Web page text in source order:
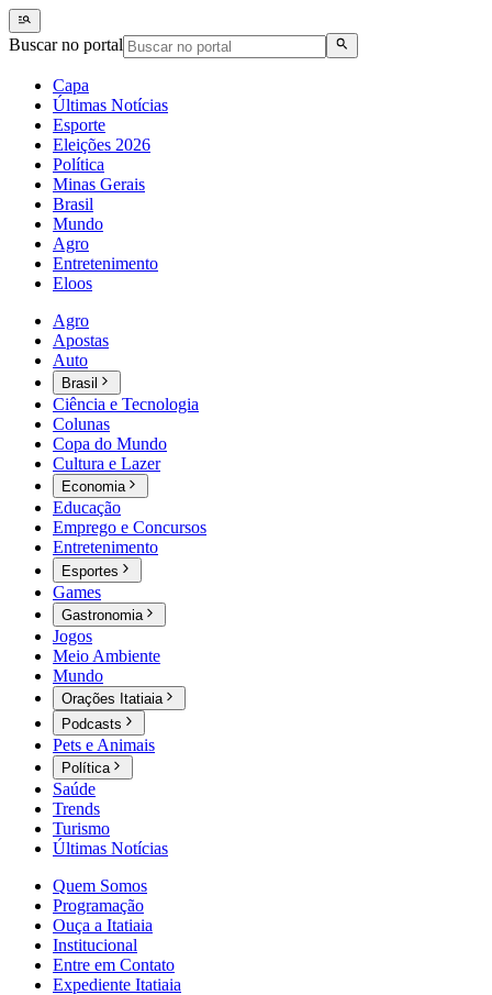
Buscar no portal
Capa
Últimas Notícias
Esporte
Eleições 2026
Política
Minas Gerais
Brasil
Mundo
Agro
Entretenimento
Eloos
Agro
Apostas
Auto
Brasil
Ciência e Tecnologia
Colunas
Copa do Mundo
Cultura e Lazer
Economia
Educação
Emprego e Concursos
Entretenimento
Esportes
Games
Gastronomia
Jogos
Meio Ambiente
Mundo
Orações Itatiaia
Podcasts
Pets e Animais
Política
Saúde
Trends
Turismo
Últimas Notícias
Quem Somos
Programação
Ouça a Itatiaia
Institucional
Entre em Contato
Expediente Itatiaia